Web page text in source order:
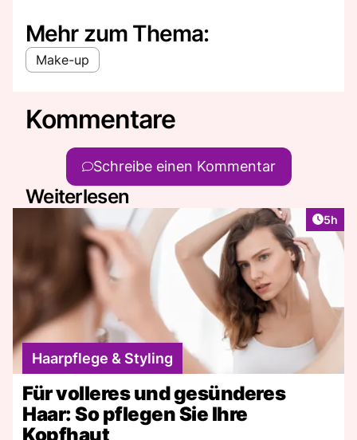
Mehr zum Thema:
Make-up
Kommentare
Schreibe einen Kommentar
Weiterlesen
5h
Haarpflege & Styling
Für volleres und gesünderes
Haar: So pflegen Sie Ihre
Kopfhaut